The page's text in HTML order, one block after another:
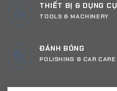
THIẾT BỊ & DỤNG CỤ
TOOLS & MACHINERY
ĐÁNH BÓNG
POLISHING & CAR CARE